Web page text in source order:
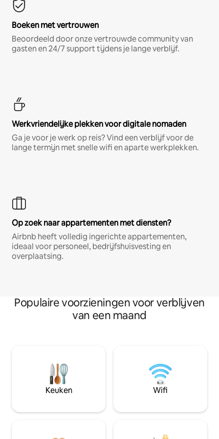
Boeken met vertrouwen
Beoordeeld door onze vertrouwde community van
gasten en 24/7 support tijdens je lange verblijf.
Werkvriendelijke plekken voor digitale nomaden
Ga je voor je werk op reis? Vind een verblijf voor de
lange termijn met snelle wifi en aparte werkplekken.
Op zoek naar appartementen met diensten?
Airbnb heeft volledig ingerichte appartementen,
ideaal voor personeel, bedrijfshuisvesting en
overplaatsing.
Populaire voorzieningen voor verblijven
van een maand
Keuken Wifi